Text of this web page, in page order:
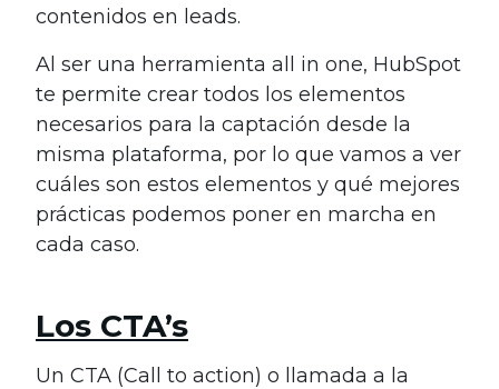
contenidos en leads.
Al ser una herramienta all in one, HubSpot
te permite crear todos los elementos
necesarios para la captación desde la
misma plataforma, por lo que vamos a ver
cuáles son estos elementos y qué mejores
prácticas podemos poner en marcha en
cada caso.
Los CTA’s
Un CTA (Call to action) o llamada a la